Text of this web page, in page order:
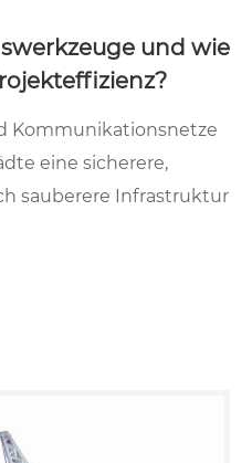
und wie
Kommunikationsnetze
eine sicherere,
sauberere Infrastruktur